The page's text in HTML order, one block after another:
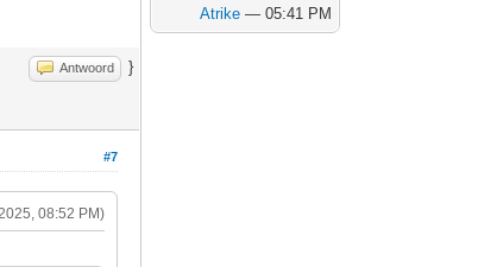
Antwoord }
#7
08:52 PM)
Atrike — 05:41 PM